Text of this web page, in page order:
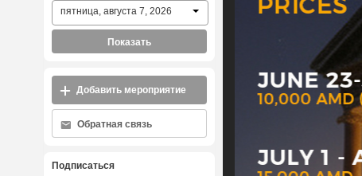
пятница, августа 7, 2026
Показать
Добавить мероприятие
Обратная связь
Подписаться